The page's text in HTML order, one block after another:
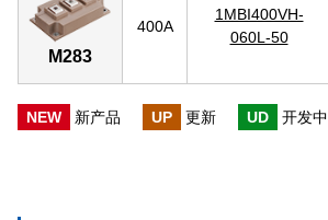
M283
400A
1MBI400VH-
060L-50
NEW 新产品 UP 更新 UD 开发中